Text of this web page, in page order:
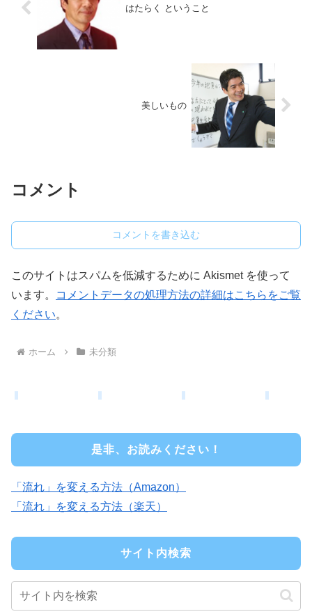
はたらく ということ
美しいもの
コメント
コメントを書き込む
このサイトはスパムを低減するために Akismet を使って
います。
コメントデータの処理方法の詳細はこちらをご覧
ください。
ホーム 未分類
是非、お読みください！
「流れ」を変える方法（Amazon）
「流れ」を変える方法（楽天）
サイト内検索